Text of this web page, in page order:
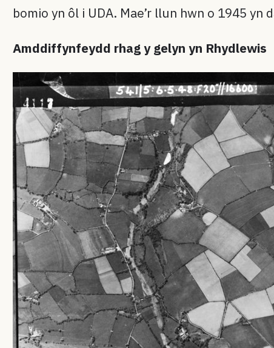
bomio yn ôl i UDA. Mae’r llun hwn o 1945
Amddiffynfeydd rhag y gelyn yn Rhydlewis